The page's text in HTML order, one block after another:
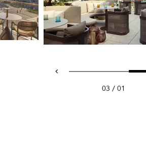
01
/
03